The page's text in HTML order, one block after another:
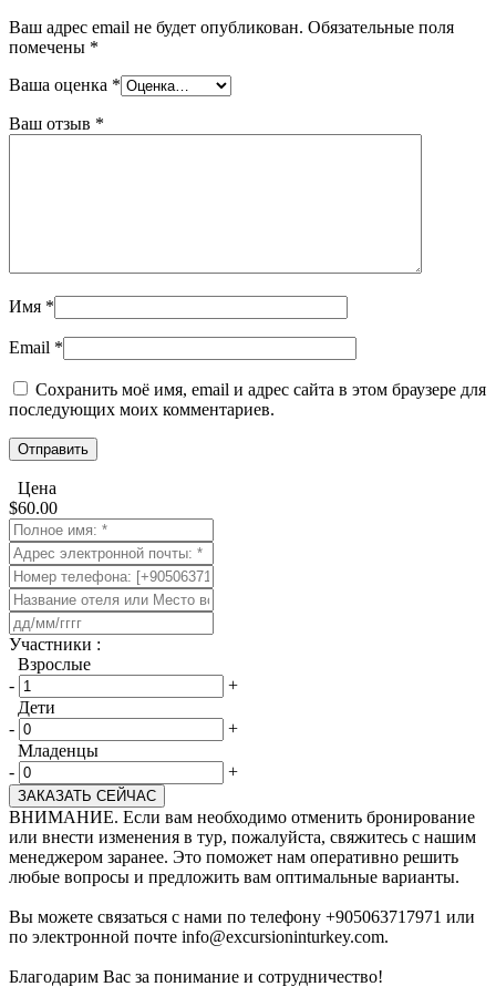
Ваш адрес email не будет опубликован. Обязательные поля
помечены *
Ваша оценка *
Ваш отзыв *
Имя *
Email *
Сохранить моё имя, email и адрес сайта в этом браузере для
последующих моих комментариев.
Цена
$60.00
​Участники :
Взрослые
-
+
Дети
-
+
Младенцы
-
+
ЗАКАЗАТЬ СЕЙЧАС
ВНИМАНИЕ. Если вам необходимо отменить бронирование
или внести изменения в тур, пожалуйста, свяжитесь с нашим
менеджером заранее. Это поможет нам оперативно решить
любые вопросы и предложить вам оптимальные варианты.
Вы можете связаться с нами по телефону +905063717971 или
по электронной почте info@excursioninturkey.com.
Благодарим Вас за понимание и сотрудничество!